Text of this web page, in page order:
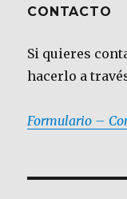
CONTACTO
Si quieres
hacerlo a
Formulario –